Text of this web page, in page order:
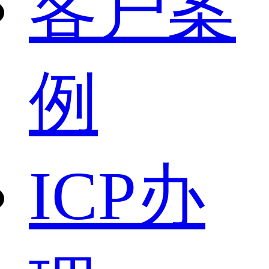
例
ICP办